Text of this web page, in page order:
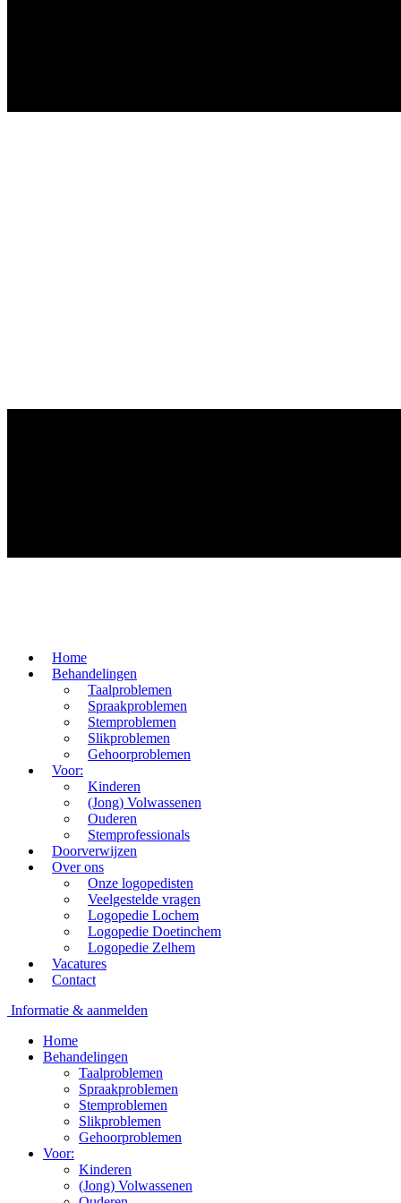
Home
Behandelingen
Taalproblemen
Spraakproblemen
Stemproblemen
Slikproblemen
Gehoorproblemen
Voor:
Kinderen
(Jong) Volwassenen
Ouderen
Stemprofessionals
Doorverwijzen
Over ons
Onze logopedisten
Veelgestelde vragen
Logopedie Lochem
Logopedie Doetinchem
Logopedie Zelhem
Vacatures
Contact
Informatie & aanmelden
Home
Behandelingen
Taalproblemen
Spraakproblemen
Stemproblemen
Slikproblemen
Gehoorproblemen
Voor:
Kinderen
(Jong) Volwassenen